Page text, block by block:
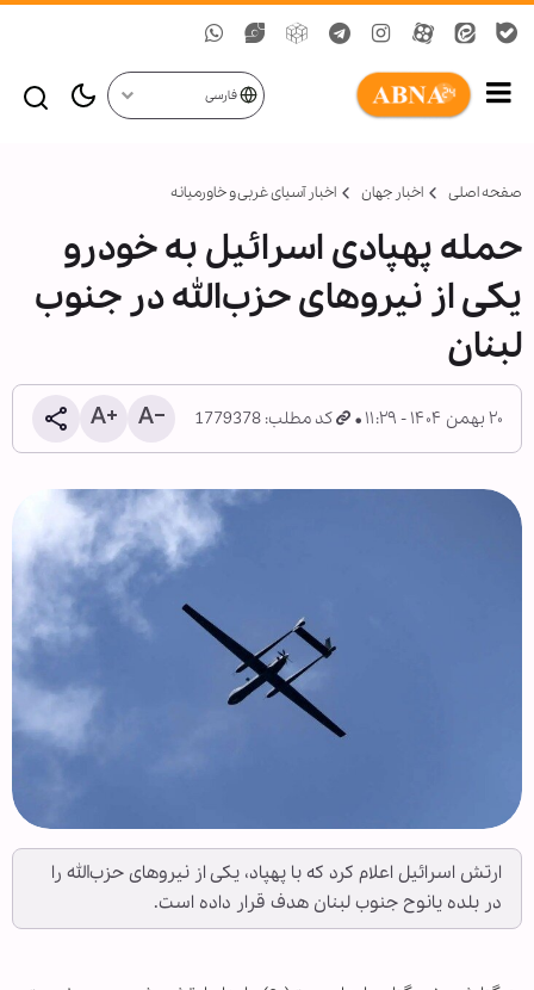
فارسی
صفحه اصلی اخبار جهان اخبار آسیای غربی و خاورمیانه
حمله پهپادی اسرائیل به خودرو
یکی از نیروهای حزب‌الله در جنوب
لبنان
۲۰ بهمن ۱۴۰۴ - ۱۱:۲۹ کد مطلب: 1779378
ارتش اسرائیل اعلام کرد که با پهپاد، یکی از نیروهای حزب‌الله را
در بلده یانوح جنوب لبنان هدف قرار داده است.